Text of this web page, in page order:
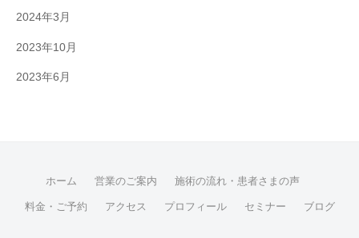
2024年3月
2023年10月
2023年6月
ホーム 営業のご案内 施術の流れ・患者さまの声
料金・ご予約 アクセス プロフィール セミナー ブログ